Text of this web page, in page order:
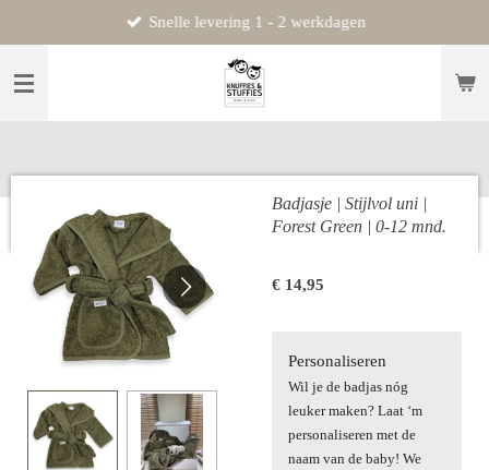
direct
naar
Snelle levering 1 - 2 werkdagen
Badjasje | Stijlvol uni |
Forest Green | 0-12 mnd.
€ 14,95
Personaliseren
Wil je de badjas nóg
leuker maken? Laat ‘m
personaliseren met de
naam van de baby! We